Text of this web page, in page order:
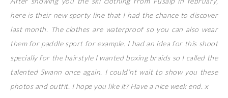
here is their new sporty line that I had the chance to discover
last month. The clothes are waterproof so you can also wear
them for paddle sport for example. I had an idea for this shoot
specially for the hairstyle I wanted boxing braids so I called the
talented Swann once again. I could’nt wait to show you these
photos and outfit. I hope you like it? Have a nice week end. x